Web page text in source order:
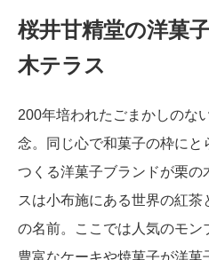
桜井甘精堂の洋菓
木テラス
200年培われたごまかしのな
念。同じ心で和菓子の枠に
つくる洋菓子ブランドが栗の
スは小布施にある世界の紅
の名前。ここでは人気のモ
豊富なケーキや焼菓子が洋菓